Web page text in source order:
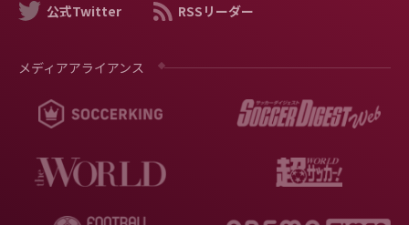
公式Twitter RSSリーダー
メディアアライアンス